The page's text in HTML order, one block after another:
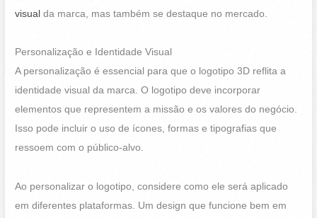
visual da marca, mas também se destaque no mercado.
Personalização e Identidade Visual
A personalização é essencial para que o logotipo 3D reflita a
identidade visual da marca. O logotipo deve incorporar
elementos que representem a missão e os valores do negócio.
Isso pode incluir o uso de ícones, formas e tipografias que
ressoem com o público-alvo.
Ao personalizar o logotipo, considere como ele será aplicado
em diferentes plataformas. Um design que funcione bem em